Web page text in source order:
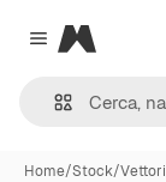
Close menu
Magnific
Home/Stock/Vettori